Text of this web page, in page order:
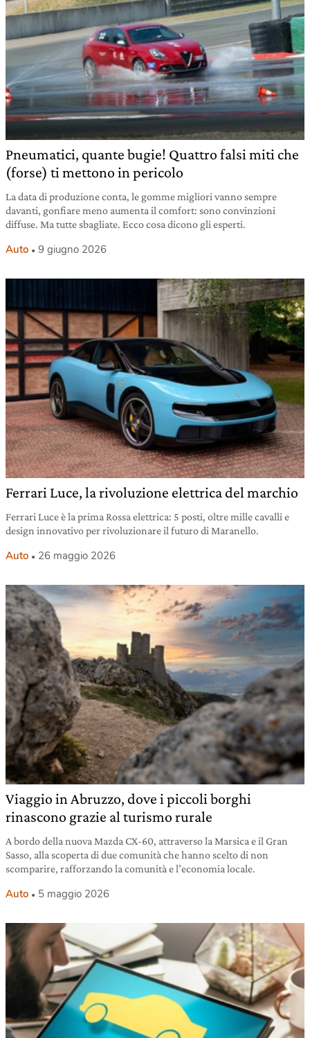
Pneumatici, quante bugie! Quattro falsi miti che
(forse) ti mettono in pericolo
La data di produzione conta, le gomme migliori vanno sempre
davanti, gonfiare meno aumenta il comfort: sono convinzioni
diffuse. Ma tutte sbagliate. Ecco cosa dicono gli esperti.
Auto 9 giugno 2026
Ferrari Luce, la rivoluzione elettrica del marchio
Ferrari Luce è la prima Rossa elettrica: 5 posti, oltre mille cavalli e
design innovativo per rivoluzionare il futuro di Maranello.
Auto 26 maggio 2026
Viaggio in Abruzzo, dove i piccoli borghi
rinascono grazie al turismo rurale
A bordo della nuova Mazda CX-60, attraverso la Marsica e il Gran
Sasso, alla scoperta di due comunità che hanno scelto di non
scomparire, rafforzando la comunità e l’economia locale.
Auto 5 maggio 2026